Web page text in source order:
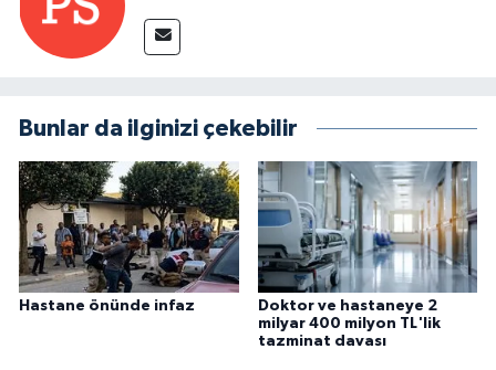
Bunlar da ilginizi çekebilir
Hastane önünde infaz
Doktor ve hastaneye 2
milyar 400 milyon TL'lik
tazminat davası